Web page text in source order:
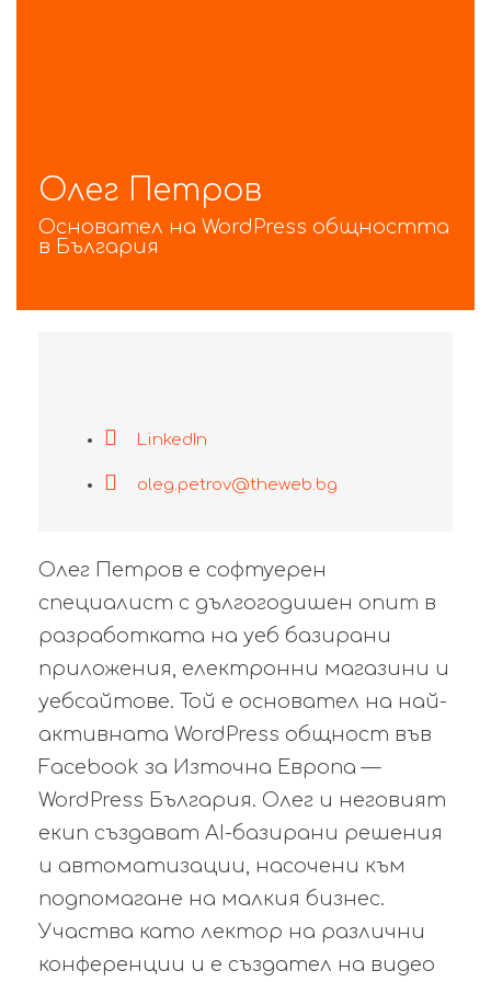
Олег Петров
Основател на WordPress общността
в България
Олег Петров е софтуерен
специалист с дългогодишен опит в
разработката на уеб базирани
приложения, електронни магазини и
уебсайтове. Той е основател на най-
активната WordPress общност във
Facebook за Източна Европа —
WordPress България. Олег и неговият
екип създават AI-базирани решения
и автоматизации, насочени към
подпомагане на малкия бизнес.
Участва като лектор на различни
конференции и е създател на видео
LinkedIn
oleg.petrov@theweb.bg